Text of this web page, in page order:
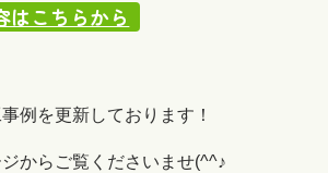
はこちらから
例を更新しております！
からご覧くださいませ(^^♪